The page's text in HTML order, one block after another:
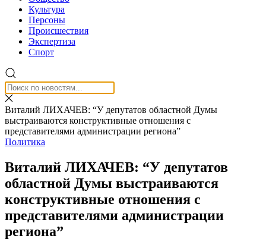
Культура
Персоны
Происшествия
Экспертиза
Спорт
Виталий ЛИХАЧЕВ: “У депутатов областной Думы
выстраиваются конструктивные отношения с
представителями администрации региона”
Политика
Виталий ЛИХАЧЕВ: “У депутатов
областной Думы выстраиваются
конструктивные отношения с
представителями администрации
региона”